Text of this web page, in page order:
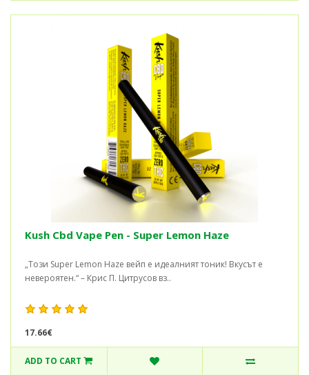
Kush Cbd Vape Pen - Super Lemon Haze
„Този Super Lemon Haze вейп е идеалният тоник! Вкусът е
невероятен.“ – Крис П. Цитрусов вз..
17.66€
ADD TO CART